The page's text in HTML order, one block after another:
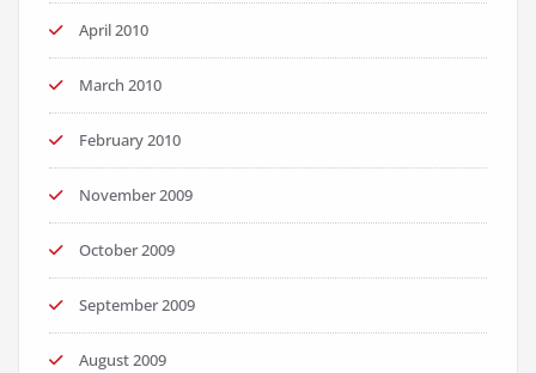
April 2010
March 2010
February 2010
November 2009
October 2009
September 2009
August 2009